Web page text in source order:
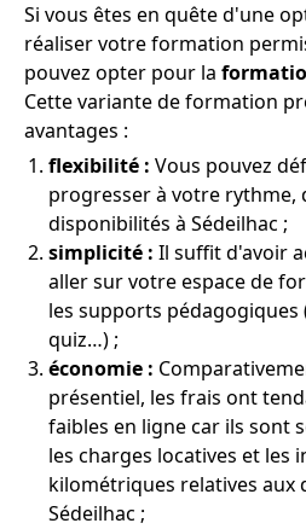
Si vous êtes en quête d'une
réaliser votre formation
pouvez opter pour la
Cette variante de formation
avantages :
flexibilité : Vous pouvez
progresser à votre rythme,
disponibilités à Sédeilhac ;
simplicité : Il suffit d'avoir
aller sur votre espace de
les supports pédagogiques
quiz…) ;
économie :
présentiel, les frais ont
faibles en ligne car ils sont
les charges locatives et les
kilométriques relatives aux
Sédeilhac ;